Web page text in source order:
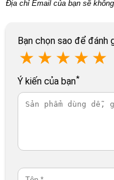
Địa chỉ Email của bạn sẽ
Bạn chọn sao để đánh
★ ★ ★ ★ ★
Ý kiến của bạn*